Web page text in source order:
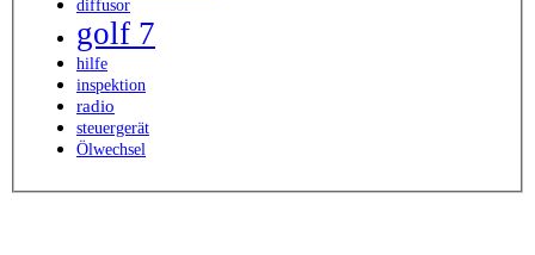
diffusor
golf 7
hilfe
inspektion
radio
steuergerät
Ölwechsel